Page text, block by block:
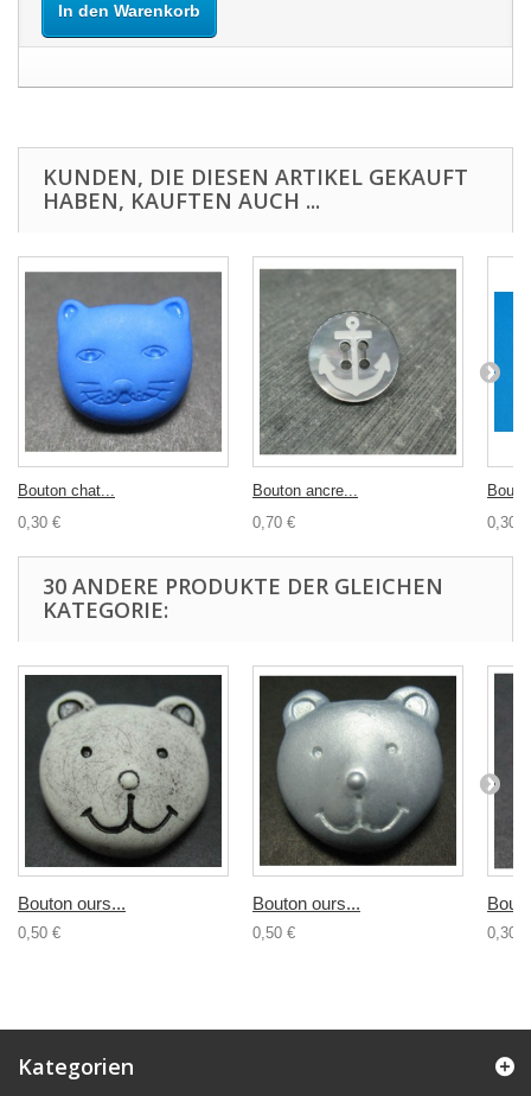
In den Warenkorb
KUNDEN, DIE DIESEN ARTIKEL GEKAUFT
HABEN, KAUFTEN AUCH ...
Bouton chat...
0,30 €
Bouton ancre...
0,70 €
0,30 €
30 ANDERE PRODUKTE DER GLEICHEN
KATEGORIE:
Bouton ours...
0,50 €
Bouton ours...
0,50 € 0,30 €
Kategorien